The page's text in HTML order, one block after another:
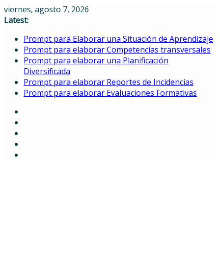
Skip
to
viernes, agosto 7, 2026
Latest:
Prompt para Elaborar una Situación de Aprendizaje
Prompt para elaborar Competencias transversales
Prompt para elaborar una Planificación
Diversificada
Prompt para elaborar Reportes de Incidencias
Prompt para elaborar Evaluaciones Formativas